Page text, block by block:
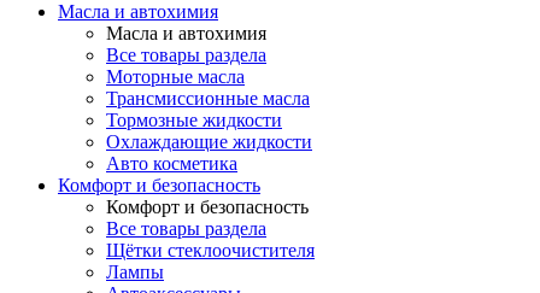
Масла и автохимия
Масла и автохимия
Все товары раздела
Моторные масла
Трансмиссионные масла
Тормозные жидкости
Охлаждающие жидкости
Авто косметика
Комфорт и безопасность
Комфорт и безопасность
Все товары раздела
Щётки стеклоочистителя
Лампы